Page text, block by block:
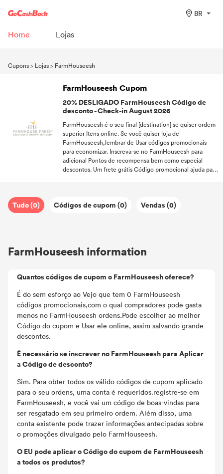
BR
Home Lojas
Cupons> Lojas> FarmHouseesh
FarmHouseesh Cupom
20% DESLIGADO FarmHouseesh Código de
desconto - Check-in August 2026
FarmHouseesh é o seu final [destination] se quiser ordem
superior Itens online. Se você quiser loja de
FarmHouseesh,lembrar de Usar códigos promocionais
para economizar. Inscreva-se no FarmHouseesh para
adicional Pontos de recompensa bem como especial
descontos. Um frete grátis Código promocional ajuda para
Tudo (0) Códigos de cupom (0) Vendas (0)
FarmHouseesh information
Quantos códigos de cupom o FarmHouseesh oferece?
É do sem esforço ao Vejo que tem 0 FarmHouseesh
códigos promocionais,com o qual compradores pode gasta
menos no FarmHouseesh ordens.Pode escolher ao melhor
Código do cupom e Usar ele online, assim salvando grande
descontos.
É necessário se inscrever no FarmHouseesh para Aplicar
a Código de desconto?
Sim. Para obter todos os válido códigos de cupom aplicado
para o seu ordens, uma conta é requeridos.registre-se em
FarmHouseesh, e você vai um código de boas-vindas para
ser resgatado em seu primeiro ordem. Além disso, uma
conta existente pode trazer informações antecipadas sobre
o promoções divulgado pelo FarmHouseesh.
O EU pode aplicar o Código do cupom de FarmHouseesh
a todos os produtos?